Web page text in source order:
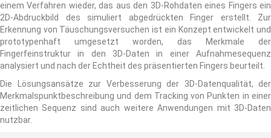
einem Verfahren wieder, das aus den 3D-Rohdaten eines Fingers ein
2D-Abdruckbild des simuliert abgedrückten Finger erstellt. Zur
Erkennung von Täuschungsversuchen ist ein Konzept entwickelt und
prototypenhaft umgesetzt worden, das Merkmale der
Fingerfeinstruktur in den 3D-Daten in einer Aufnahmesequenz
analysiert und nach der Echtheit des präsentierten Fingers beurteilt.
Die Lösungsansätze zur Verbesserung der 3D-Datenqualität, der
Merkmalspunktbeschreibung und dem Tracking von Punkten in einer
zeitlichen Sequenz sind auch weitere Anwendungen mit 3D-Daten
nutzbar.